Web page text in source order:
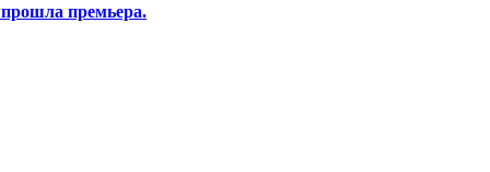
премьера.